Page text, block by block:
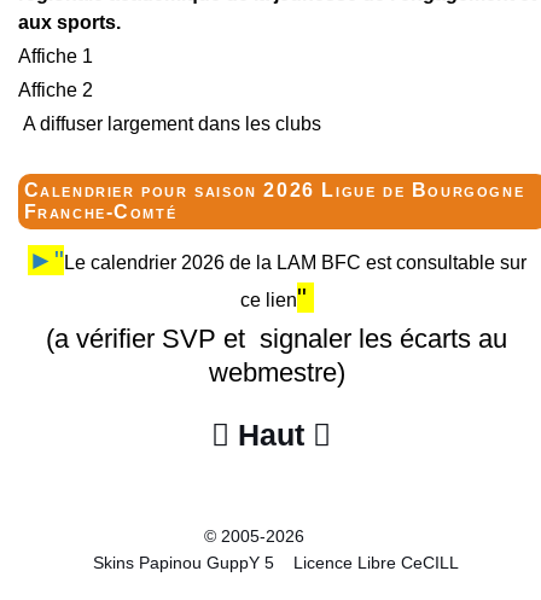
aux sports.
Affiche 1
Affiche 2
A diffuser largement dans les clubs
Calendrier pour saison 2026 Ligue de Bourgogne
Franche-Comté
►" Le calendrier 2026 de la LAM BFC est consultable sur
ce lien"
(a vérifier SVP et signaler les écarts au
webmestre)
 Haut 
© 2005-2026
Skins Papinou GuppY 5
Licence Libre CeCILL